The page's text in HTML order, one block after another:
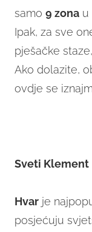
samo 9 zona u
Ipak, za sve
pješačke
Ako dolazite,
ovdje se
Sveti Klement
Hvar je
posjećuju